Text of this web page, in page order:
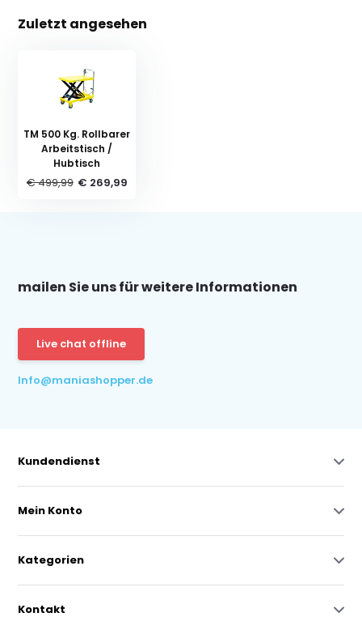
Zuletzt angesehen
TM 500 Kg. Rollbarer
Arbeitstisch /
Hubtisch
€ 499,99 € 269,99
mailen Sie uns für weitere Informationen
Live chat offline
Info@maniashopper.de
Kundendienst
Mein Konto
Kategorien
Kontakt